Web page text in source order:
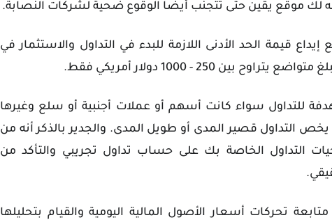
لك موقع يقين حتى تتجنب أيضا الوقوع ضحية لشركات النصابة.
قيمة الحد الأدنى اللازمة للبدء في التداول والاستثمار في
250 - 1000 دولار أمريكي فقط.
للتداول سواء كانت أسهم أو عملات أجنبية أو سلع وغيرها
التداول قصير المدى أو طويل المدى. والجدير بالذكر أنه من
التداول الخاصة بك على حساب تداول تجريبي والتأكد من
تحركات أسعار الأصول المالية اليومية والقيام بتحليلها